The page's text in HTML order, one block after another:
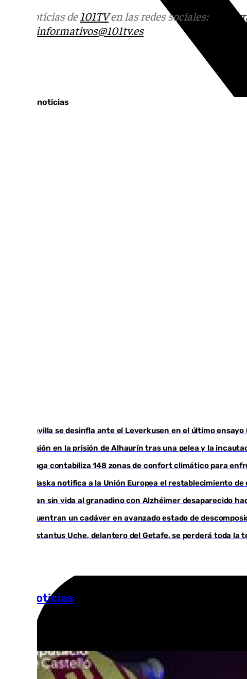
Más noticias de 101TVen las redes sociales:
informativos@101tv.es
Últimas noticias
El Sevilla se desinfla ante el Leverkusen en el último ensayo
Tensión en la prisión de Alhaurín tras una pelea y la
Málaga contabiliza 148 zonas de confort climático para
Marlaska notifica a la Unión Europea el restablecimiento
Hallan sin vida al granadino con Alzhéimer desaparecido
Encuentran un cadáver en avanzado estado de
Christantus Uche, delantero del Getafe, se perderá toda
Más noticias